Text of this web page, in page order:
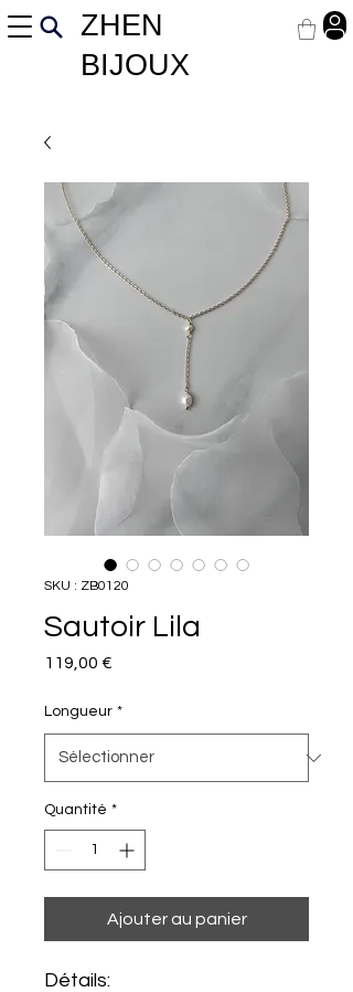
ZHEN
BIJOUX
SKU : ZB0120
Sautoir Lila
119,00 €
Longueur *
Quantité *
Ajouter au panier
Détails: